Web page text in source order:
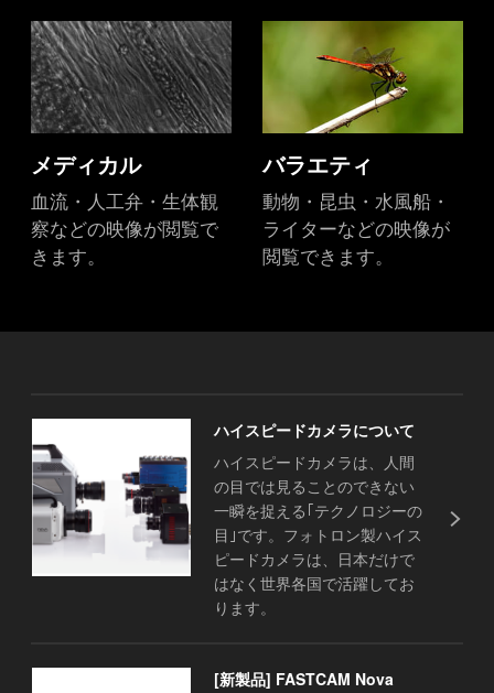
メディカル
血流・人工弁・生体観
察などの映像が閲覧で
きます。
バラエティ
動物・昆虫・水風船・
ライターなどの映像が
閲覧できます。
ハイスピードカメラについて
ハイスピードカメラは、人間
の目では見ることのできない
一瞬を捉える｢テクノロジーの
目｣です。フォトロン製ハイス
ピードカメラは、日本だけで
はなく世界各国で活躍してお
ります。
[新製品] FASTCAM Nova